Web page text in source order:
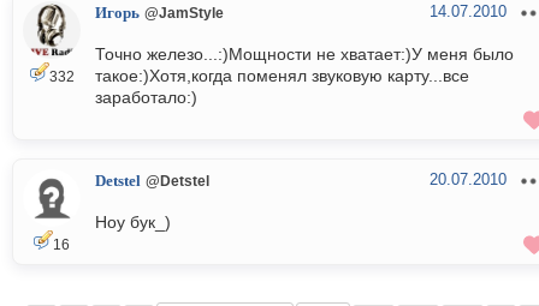
332
Игорь @JamStyle 14.07.2010
Точно железо...:)Мощности не хватает:)У меня было
такое:)Хотя,когда поменял звуковую карту...все
заработало:)
16
Detstel @Detstel 20.07.2010
Ноу бук_)